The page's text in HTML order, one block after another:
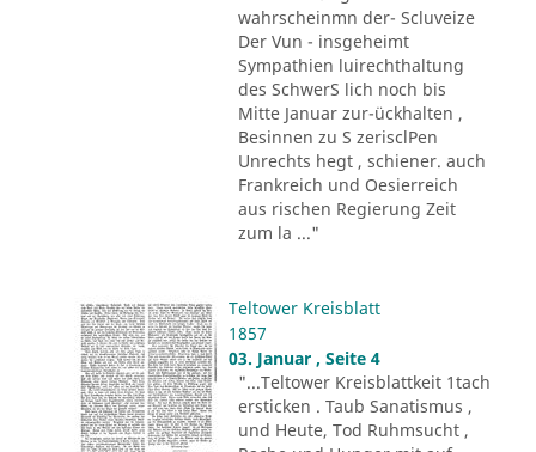
wahrscheinmn der- Scluveize
Der Vun - insgeheimt
Sympathien luirechthaltung
des SchwerS lich noch bis
Mitte Januar zur-ückhalten ,
Besinnen zu S zerisclPen
Unrechts hegt , schiener. auch
Frankreich und Oesierreich
aus rischen Regierung Zeit
zum la ..."
Teltower Kreisblatt
1857
03. Januar , Seite 4
"...Teltower Kreisblattkeit 1tach
ersticken . Taub Sanatismus ,
und Heute, Tod Ruhmsucht ,